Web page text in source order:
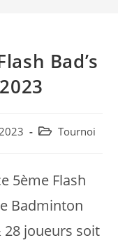
Bad’s
Post Tournoi
5ème Flash
Badminton
28 joueurs soit